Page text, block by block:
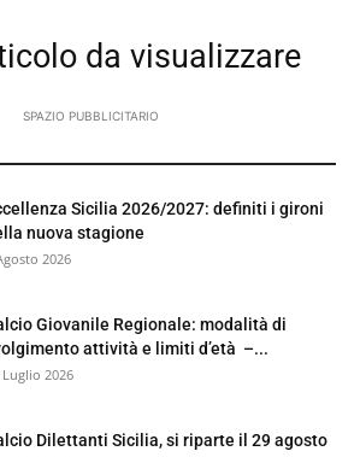
da visualizzare
SPAZIO PUBBLICITARIO
Sicilia 2026/2027: definiti i gironi
nuova stagione
2026
Giovanile Regionale: modalità di
attività e limiti d’età –...
Luglio 2026
Dilettanti Sicilia, si riparte il 29 agosto